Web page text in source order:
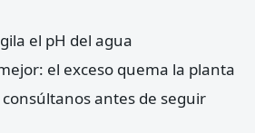
el pH del agua
el exceso quema la planta
antes de seguir